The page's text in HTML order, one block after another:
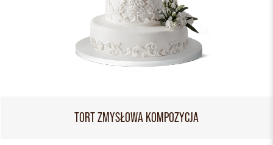
TORT ZMYSŁOWA KOMPOZYCJA